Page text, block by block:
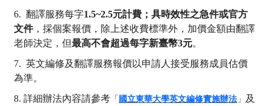
6. 翻譯服務每字1.5~2.5元計費；具時效性之急件或官方
文件，採個案報價，除上述收費標準外，加價金額由翻譯
老師決定，但最高不會超過每字新臺幣3元。
7. 英文編修及翻譯服務報價以申請人接受服務成員估價
為準。
8. 詳細辦法內容請參考 「 國立東華大學英文編修實施辦法 」 及